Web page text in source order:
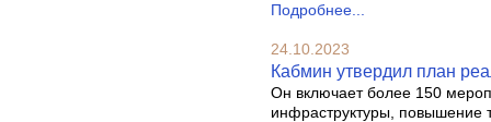
Подробнее...
24.10.2023
Кабмин утвердил план
Он включает более 150
инфраструктуры, повышение